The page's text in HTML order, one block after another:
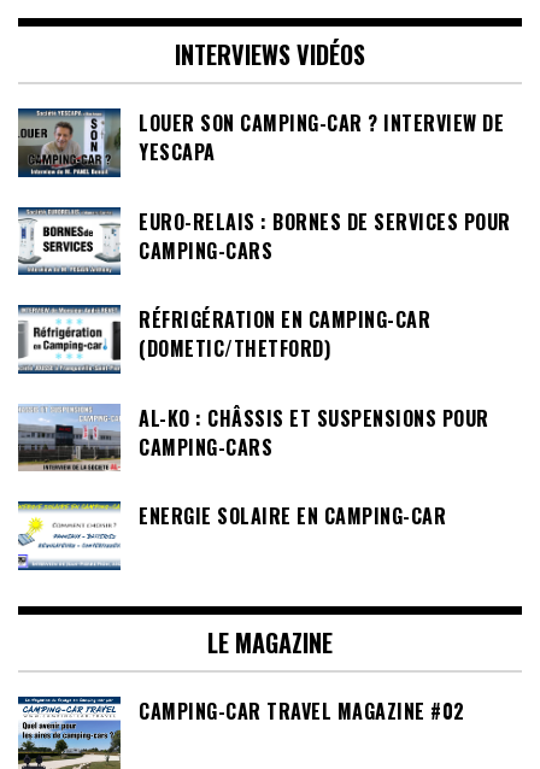
INTERVIEWS VIDÉOS
LOUER SON CAMPING-CAR ? INTERVIEW DE
YESCAPA
EURO-RELAIS : BORNES DE SERVICES POUR
CAMPING-CARS
RÉFRIGÉRATION EN CAMPING-CAR
(DOMETIC/THETFORD)
AL-KO : CHÂSSIS ET SUSPENSIONS POUR
CAMPING-CARS
ENERGIE SOLAIRE EN CAMPING-CAR
LE MAGAZINE
CAMPING-CAR TRAVEL MAGAZINE #02